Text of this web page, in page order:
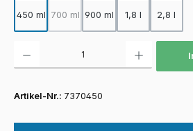
450 ml 700 ml
(Diese Option ist zurzeit nicht
900 ml 1,8 l 2,8 l
Artikel-Nr.: 7370450